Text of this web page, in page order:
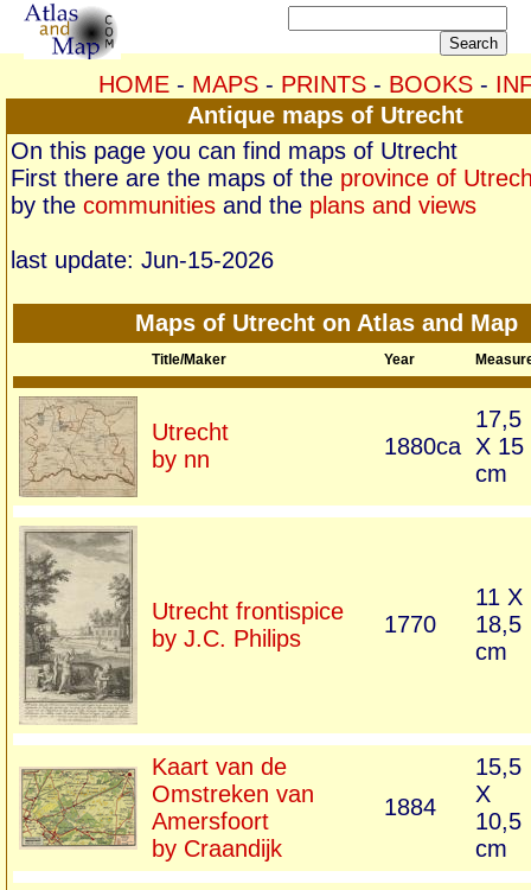
HOME - MAPS - PRINTS - BOOKS -
Antique maps of Utrecht
On this page you can find maps of Utrecht
First there are the maps of the province of
by the communities and the plans and views
last update: Jun-15-2026
Maps of Utrecht on Atlas and Map
Title/Maker Year
Utrecht
by nn
1880ca
17,5
X 15
cm
Utrecht frontispice
by J.C. Philips
1770
11 X
18,5
cm
Kaart van de
Omstreken van
Amersfoort
by Craandijk
1884
15,5
X
10,5
cm